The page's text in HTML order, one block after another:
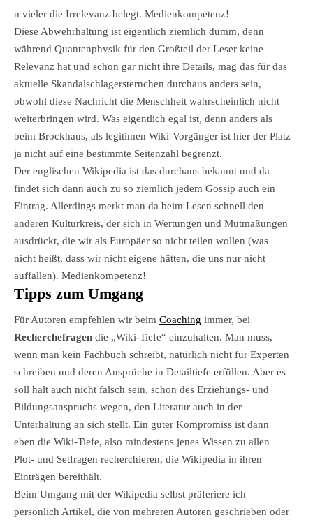
n vieler die Irrelevanz belegt. Medienkompetenz!
Diese Abwehrhaltung ist eigentlich ziemlich dumm, denn
während Quantenphysik für den Großteil der Leser keine
Relevanz hat und schon gar nicht ihre Details, mag das für das
aktuelle Skandalschlagersternchen durchaus anders sein,
obwohl diese Nachricht die Menschheit wahrscheinlich nicht
weiterbringen wird. Was eigentlich egal ist, denn anders als
beim Brockhaus, als legitimen Wiki-Vorgänger ist hier der Platz
ja nicht auf eine bestimmte Seitenzahl begrenzt.
Der englischen Wikipedia ist das durchaus bekannt und da
findet sich dann auch zu so ziemlich jedem Gossip auch ein
Eintrag. Allerdings merkt man da beim Lesen schnell den
anderen Kulturkreis, der sich in Wertungen und Mutmaßungen
ausdrückt, die wir als Europäer so nicht teilen wollen (was
nicht heißt, dass wir nicht eigene hätten, die uns nur nicht
auffallen). Medienkompetenz!
Tipps zum Umgang
Für Autoren empfehlen wir beim Coaching immer, bei
Recherchefragen die „Wiki-Tiefe“ einzuhalten. Man muss,
wenn man kein Fachbuch schreibt, natürlich nicht für Experten
schreiben und deren Ansprüche in Detailtiefe erfüllen. Aber es
soll halt auch nicht falsch sein, schon des Erziehungs- und
Bildungsanspruchs wegen, den Literatur auch in der
Unterhaltung an sich stellt. Ein guter Kompromiss ist dann
eben die Wiki-Tiefe, also mindestens jenes Wissen zu allen
Plot- und Setfragen recherchieren, die Wikipedia in ihren
Einträgen bereithält.
Beim Umgang mit der Wikipedia selbst präferiere ich
persönlich Artikel, die von mehreren Autoren geschrieben oder